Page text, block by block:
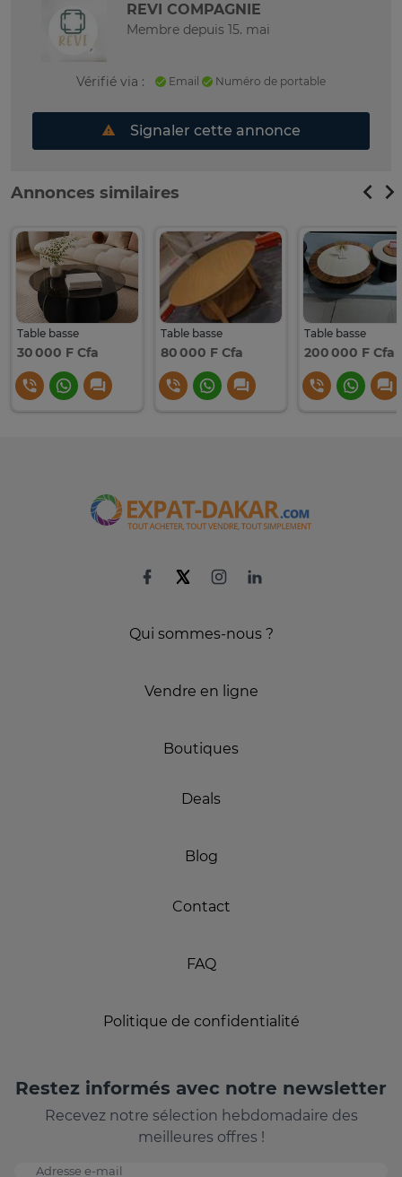
REVI COMPAGNIE
Membre depuis 15. mai
Vérifié via : Email Numéro de portable
Signaler cette annonce
Annonces similaires
Table basse
30 000 F Cfa
Table basse
80 000 F Cfa
Table basse
200 000 F Cfa
Qui sommes-nous ?
Vendre en ligne
Boutiques
Deals
Blog
Contact
FAQ
Politique de confidentialité
Restez informés avec notre newsletter
Recevez notre sélection hebdomadaire des
meilleures offres !
Adresse e-mail